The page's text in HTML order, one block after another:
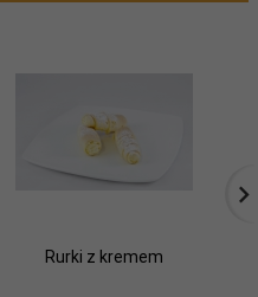
Rurki z kremem